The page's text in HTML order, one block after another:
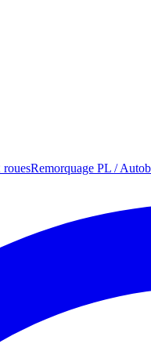
rouesRemorquage PL /